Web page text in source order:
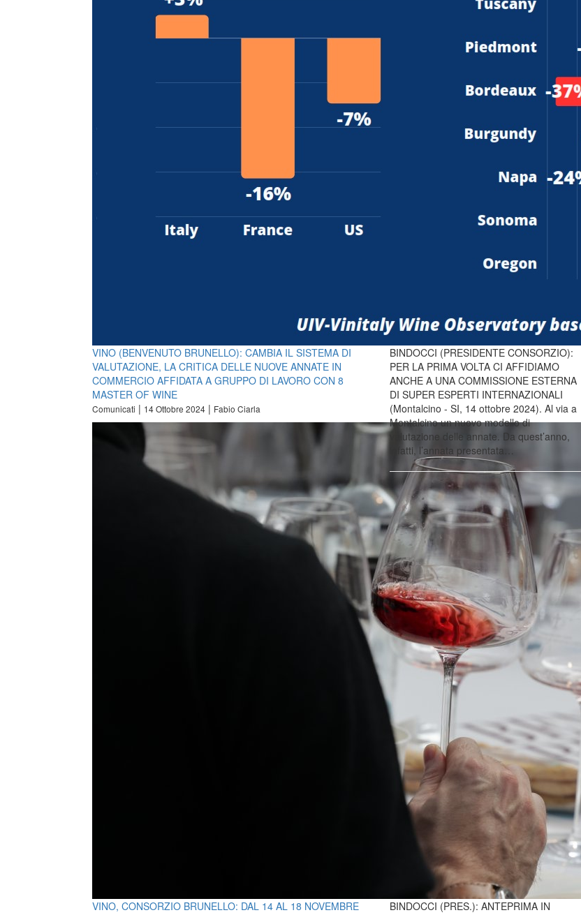
VINO (BENVENUTO BRUNELLO): CAMBIA IL SISTEMA DI
VALUTAZIONE, LA CRITICA DELLE NUOVE ANNATE IN
COMMERCIO AFFIDATA A GRUPPO DI LAVORO CON 8
MASTER OF WINE
Comunicati | 14 Ottobre 2024 | Fabio Ciarla
BINDOCCI (PRESIDENTE CONSORZIO):
PER LA PRIMA VOLTA CI AFFIDIAMO
ANCHE A UNA COMMISSIONE ESTERNA
DI SUPER ESPERTI INTERNAZIONALI
(Montalcino - SI, 14 ottobre 2024). Al via a
Montalcino un nuovo modello di
valutazione delle annate. Da quest’anno,
infatti, l’annata presentata…
VINO, CONSORZIO BRUNELLO: DAL 14 AL 18 NOVEMBRE
BINDOCCI (PRES.): ANTEPRIMA IN